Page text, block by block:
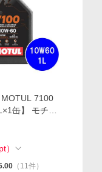
7100
缶】 モチュ
4ストローク
pt）
（ 11件）